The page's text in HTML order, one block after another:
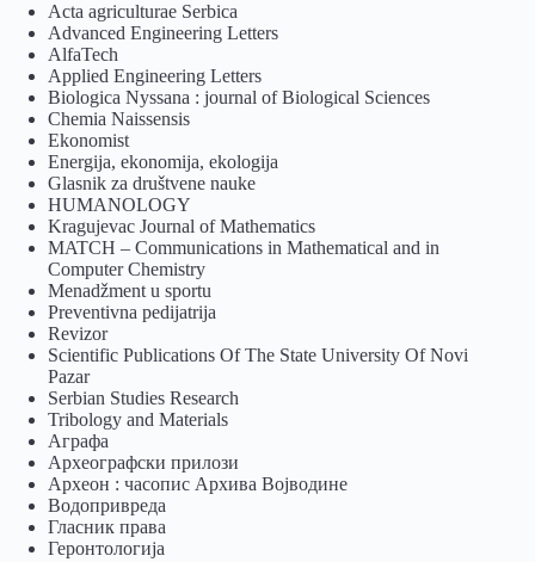
Acta agriculturae Serbica
Advanced Engineering Letters
AlfaTech
Applied Engineering Letters
Biologica Nyssana : journal of Biological Sciences
Chemia Naissensis
Ekonomist
Energija, ekonomija, ekologija
Glasnik za društvene nauke
HUMANOLOGY
Kragujevac Journal of Mathematics
MATCH – Communications in Mathematical and in
Computer Chemistry
Menadžment u sportu
Preventivna pedijatrija
Revizor
Scientific Publications Of The State University Of Novi
Pazar
Serbian Studies Research
Tribology and Materials
Аграфа
Археографски прилози
Археон : часопис Архива Војводине
Водопривреда
Гласник права
Геронтологија